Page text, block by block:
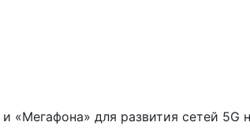
«Мегафона» для развития сетей 5G